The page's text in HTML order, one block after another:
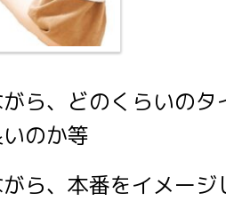
ら、どのくらいの
のか等
ら、本番をイメー